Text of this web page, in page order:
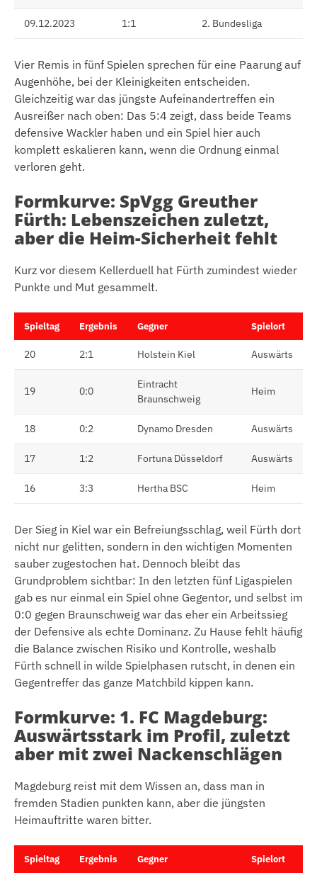
09.12.2023 1:1 2. Bundesliga
Vier Remis in fünf Spielen sprechen für eine Paarung auf
Augenhöhe, bei der Kleinigkeiten entscheiden.
Gleichzeitig war das jüngste Aufeinandertreffen ein
Ausreißer nach oben: Das 5:4 zeigt, dass beide Teams
defensive Wackler haben und ein Spiel hier auch
komplett eskalieren kann, wenn die Ordnung einmal
verloren geht.
Formkurve: SpVgg Greuther
Fürth: Lebenszeichen zuletzt,
aber die Heim-Sicherheit fehlt
Kurz vor diesem Kellerduell hat Fürth zumindest wieder
Punkte und Mut gesammelt.
Spieltag Ergebnis Gegner Spielort
20 2:1 Holstein Kiel Auswärts
19 0:0
Eintracht
Braunschweig
Heim
18 0:2 Dynamo Dresden Auswärts
17 1:2 Fortuna Düsseldorf Auswärts
16 3:3 Hertha BSC Heim
Der Sieg in Kiel war ein Befreiungsschlag, weil Fürth dort
nicht nur gelitten, sondern in den wichtigen Momenten
sauber zugestochen hat. Dennoch bleibt das
Grundproblem sichtbar: In den letzten fünf Ligaspielen
gab es nur einmal ein Spiel ohne Gegentor, und selbst im
0:0 gegen Braunschweig war das eher ein Arbeitssieg
der Defensive als echte Dominanz. Zu Hause fehlt häufig
die Balance zwischen Risiko und Kontrolle, weshalb
Fürth schnell in wilde Spielphasen rutscht, in denen ein
Gegentreffer das ganze Matchbild kippen kann.
Formkurve: 1. FC Magdeburg:
Auswärtsstark im Profil, zuletzt
aber mit zwei Nackenschlägen
Magdeburg reist mit dem Wissen an, dass man in
fremden Stadien punkten kann, aber die jüngsten
Heimauftritte waren bitter.
Spieltag Ergebnis Gegner Spielort